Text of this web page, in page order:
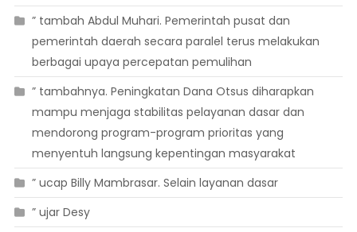
” tambah Abdul Muhari. Pemerintah pusat dan
pemerintah daerah secara paralel terus melakukan
berbagai upaya percepatan pemulihan
” tambahnya. Peningkatan Dana Otsus diharapkan
mampu menjaga stabilitas pelayanan dasar dan
mendorong program-program prioritas yang
menyentuh langsung kepentingan masyarakat
” ucap Billy Mambrasar. Selain layanan dasar
” ujar Desy